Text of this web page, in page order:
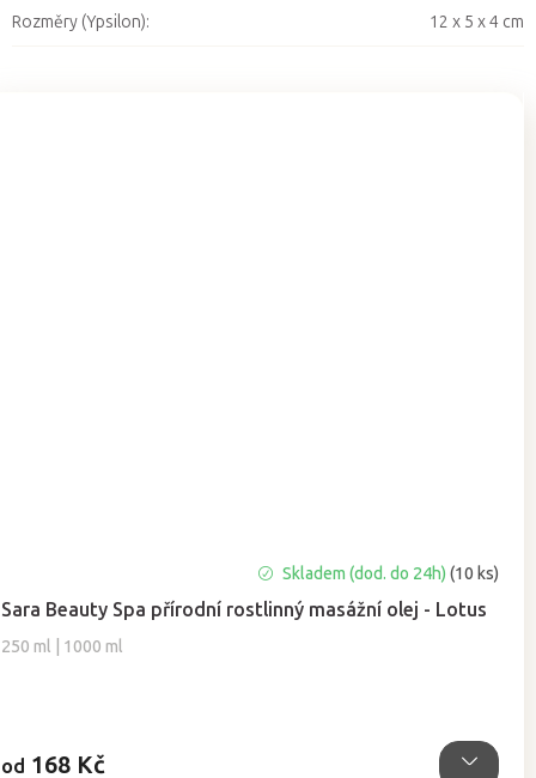
Sara Beauty Spa přírodní rostlinný masážní olej - Lotus
250 ml | 1000 ml
produktu
je
Skladem (dod. do 24h)(10 ks)
od 168 Kč
Rozměry (Ypsilon): 12 x 5 x 4 cm